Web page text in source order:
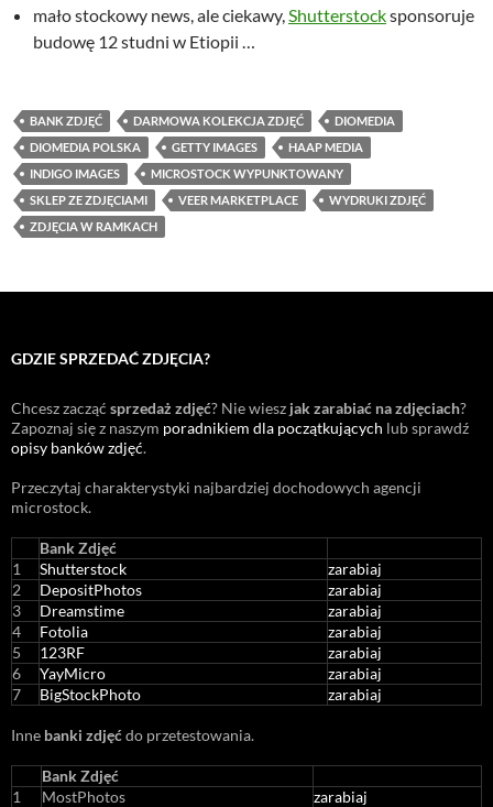
mało stockowy news, ale ciekawy,Shutterstocksponsoruje
budowę 12 studni w Etiopii …
BANK ZDJĘĆ DARMOWA KOLEKCJA ZDJĘĆ
DIOMEDIA
DIOMEDIA POLSKA
GETTY IMAGES
HAAP MEDIA
INDIGO IMAGES
MICROSTOCK WYPUNKTOWANY
SKLEP ZE ZDJĘCIAMI
VEER MARKETPLACE
WYDRUKI ZDJĘĆ
ZDJĘCIA W RAMKACH
GDZIE SPRZEDAĆ ZDJĘCIA?
Chcesz zacząć sprzedaż zdjęć? Nie wiesz jak zarabiać na zdjęciach?
Zapoznaj się z naszym poradnikiem dla początkujących lub sprawdź
opisy banków zdjęć.
Przeczytaj charakterystyki najbardziej dochodowych agencji
microstock.
Bank Zdjęć
1
Shutterstock
zarabiaj
2
DepositPhotos
zarabiaj
3
Dreamstime
zarabiaj
4
Fotolia
zarabiaj
5
123RF
zarabiaj
6
YayMicro
zarabiaj
7
BigStockPhoto zarabiaj
Inne banki zdjęćdo przetestowania.
Bank Zdjęć
1
MostPhotos
zarabiaj